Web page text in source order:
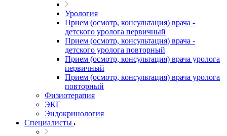
Урология
Прием (осмотр, консультация) врача -
детского уролога первичный
Прием (осмотр, консультация) врача -
детского уролога повторный
Прием (осмотр, консультация) врача уролога
первичный
Прием (осмотр, консультация) врача уролога
повторный
Физиотерапия
ЭКГ
Эндокринология
Специалисты